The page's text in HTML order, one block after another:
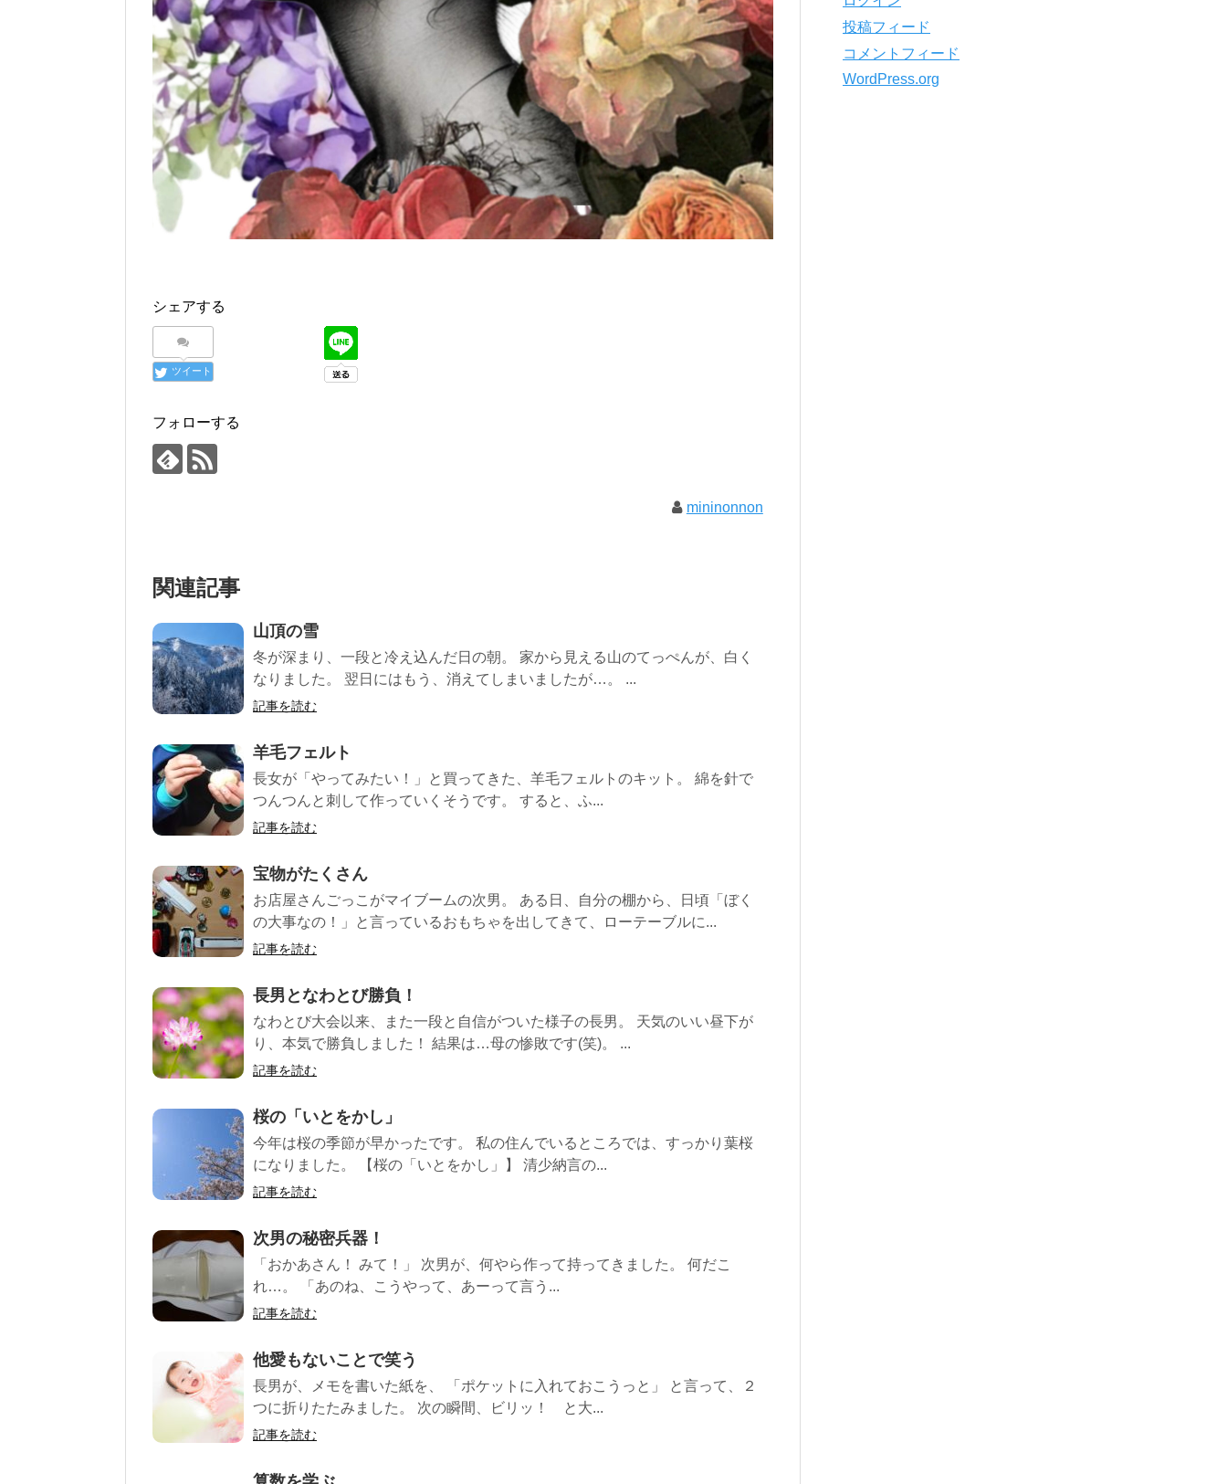
シェアする
ツイート
フォローする
mininonnon
関連記事
山頂の雪
冬が深まり、一段と冷え込んだ日の朝。 家から見える山のてっぺんが、白く
なりました。 翌日にはもう、消えてしまいましたが…。 ...
記事を読む
羊毛フェルト
長女が「やってみたい！」と買ってきた、羊毛フェルトのキット。 綿を針で
つんつんと刺して作っていくそうです。 すると、ふ...
記事を読む
宝物がたくさん
お店屋さんごっこがマイブームの次男。 ある日、自分の棚から、日頃「ぼく
の大事なの！」と言っているおもちゃを出してきて、ローテーブルに...
記事を読む
長男となわとび勝負！
なわとび大会以来、また一段と自信がついた様子の長男。 天気のいい昼下が
り、本気で勝負しました！ 結果は…母の惨敗です(笑)。 ...
記事を読む
桜の「いとをかし」
今年は桜の季節が早かったです。 私の住んでいるところでは、すっかり葉桜
になりました。 【桜の「いとをかし」】 清少納言の...
記事を読む
次男の秘密兵器！
「おかあさん！ みて！」 次男が、何やら作って持ってきました。 何だこ
れ…。 「あのね、こうやって、あーって言う...
記事を読む
他愛もないことで笑う
長男が、メモを書いた紙を、 「ポケットに入れておこうっと」 と言って、２
つに折りたたみました。 次の瞬間、ビリッ！ と大...
記事を読む
投稿フィード
コメントフィード
WordPress.org